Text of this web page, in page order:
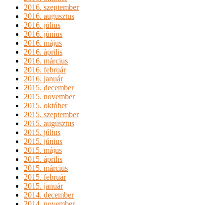
2016. szeptember
2016. augusztus
2016. július
2016. június
2016. május
2016. április
2016. március
2016. február
2016. január
2015. december
2015. november
2015. október
2015. szeptember
2015. augusztus
2015. július
2015. június
2015. május
2015. április
2015. március
2015. február
2015. január
2014. december